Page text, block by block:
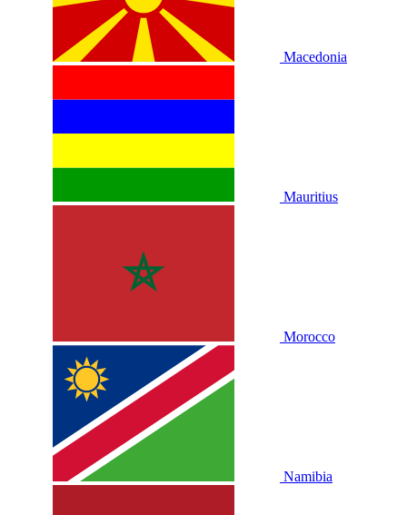
Macedonia
Mauritius
Morocco
Namibia